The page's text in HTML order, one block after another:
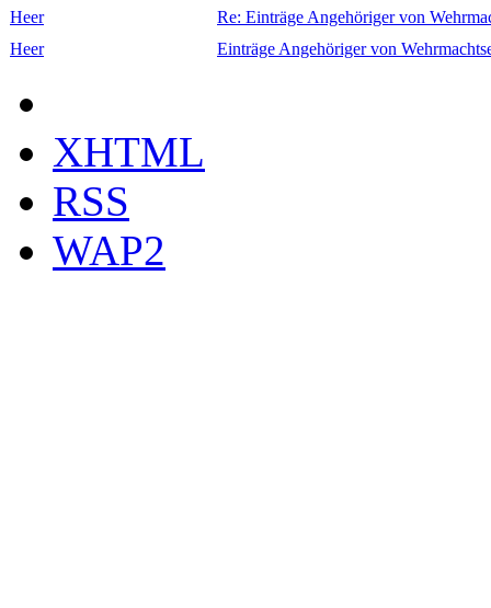
Heer
Re: Einträge Angehöriger von
Heer
Einträge Angehöriger von
XHTML
RSS
WAP2